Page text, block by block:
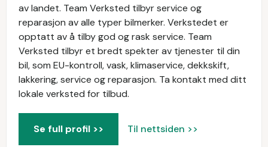
av landet. Team Verksted tilbyr service og
reparasjon av alle typer bilmerker. Verkstedet er
opptatt av å tilby god og rask service. Team
Verksted tilbyr et bredt spekter av tjenester til din
bil, som EU-kontroll, vask, klimaservice, dekkskift,
lakkering, service og reparasjon. Ta kontakt med ditt
lokale verksted for tilbud.
Se full profil >> Til nettsiden >>